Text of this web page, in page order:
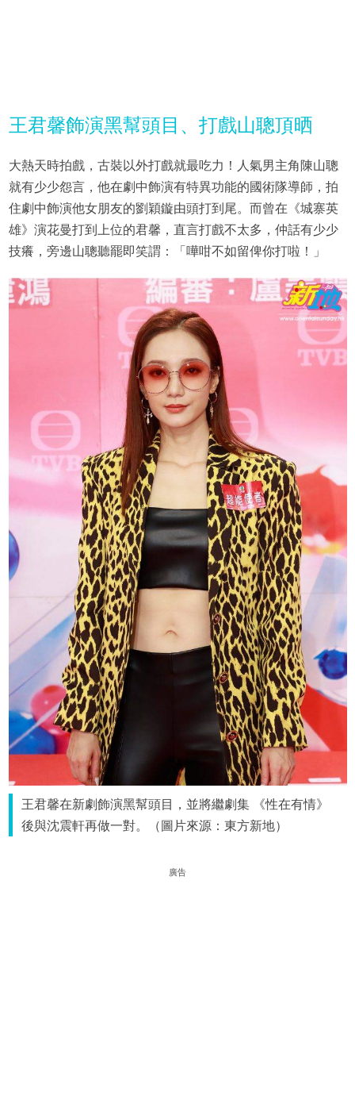
王君馨飾演黑幫頭目、打戲山聰頂晒
大熱天時拍戲，古裝以外打戲就最吃力！人氣男主角陳山聰
就有少少怨言，他在劇中飾演有特異功能的國術隊導師，拍
住劇中飾演他女朋友的劉穎鏇由頭打到尾。而曾在《城寨英
雄》演花曼打到上位的君馨，直言打戲不太多，仲話有少少
技癢，旁邊山聰聽罷即笑謂：「嘩咁不如留俾你打啦！」
王君馨在新劇飾演黑幫頭目，並將繼劇集 《性在有情》
後與沈震軒再做一對。（圖片來源：東方新地）
廣告